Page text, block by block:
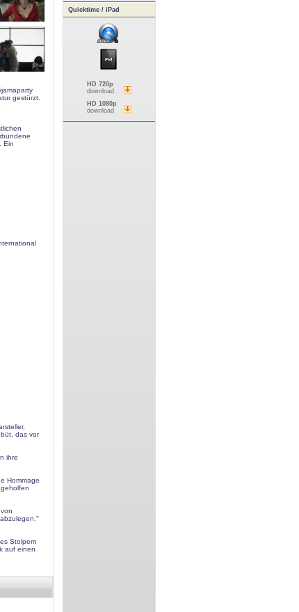
gestürzt.
Ein
das vor
ihre
Hommage
Stolpern
auf einen
Quicktime / iPad
HD 720p
download
HD 1080p
download